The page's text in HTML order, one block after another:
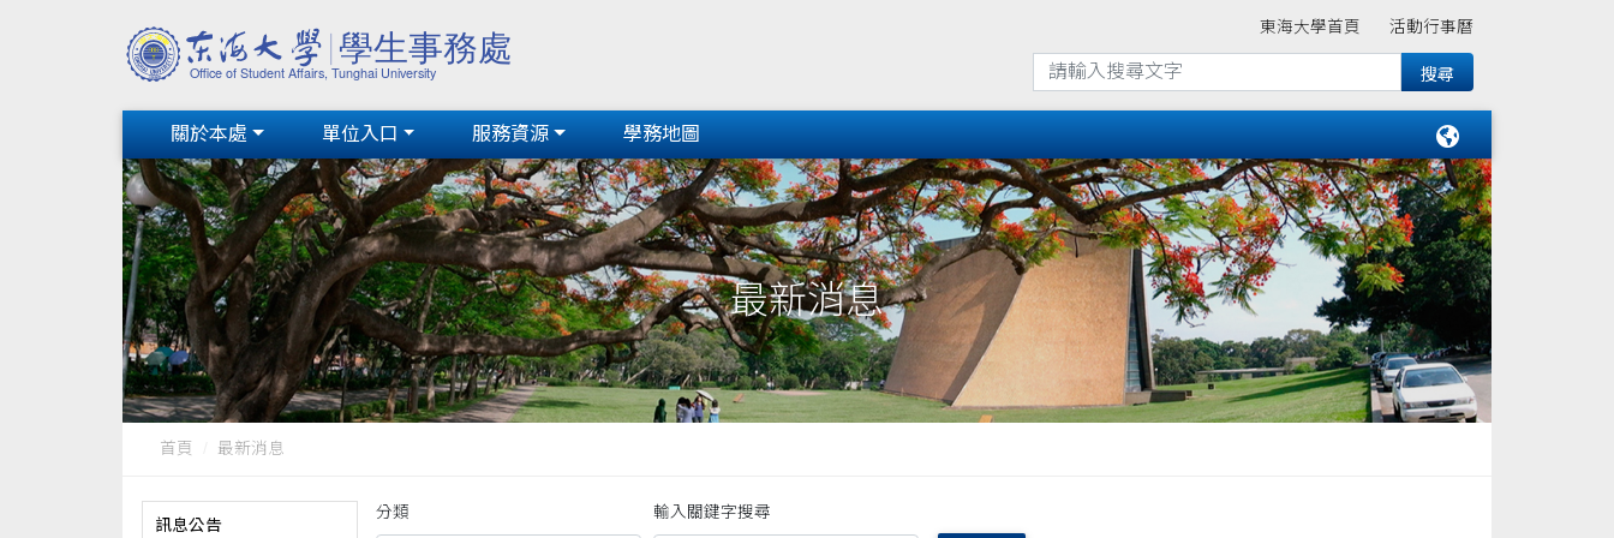
東海大學首頁 活動行事曆
關於本處 單位入口 服務資源 學務地圖
最新消息
首頁 最新消息
訊息公告
分類 輸入關鍵字搜尋